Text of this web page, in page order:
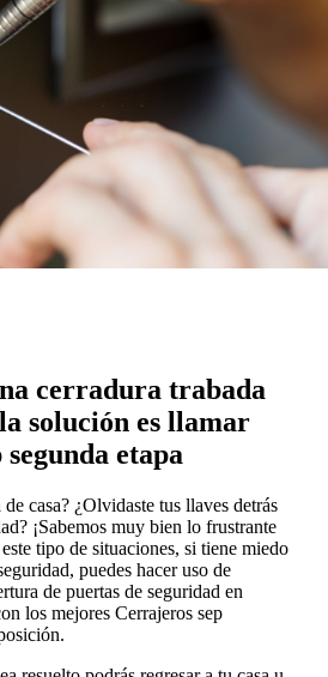
cerradura trabada
solución es llamar
etapa
casa? ¿Olvidaste tus llaves detrás
¡Sabemos muy bien lo frustrante
tipo de situaciones, si tiene miedo
puedes hacer uso de
de puertas de seguridad en
los mejores Cerrajeros sep